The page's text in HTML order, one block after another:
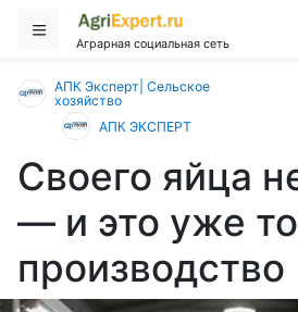
Аграрная социальная сеть
АПК Эксперт| Сельское
хозяйство
АПК ЭКСПЕРТ
Своего яйца
— и это уже
производство